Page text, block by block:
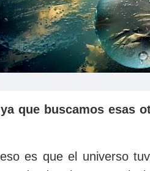
buscamos esas
es que el universo